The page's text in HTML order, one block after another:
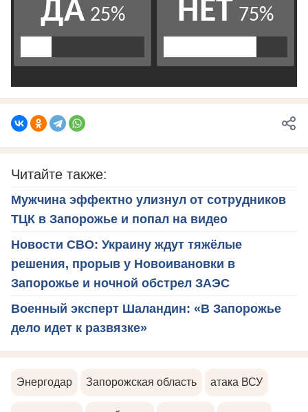
Читайте также:
Мужчина эффектно улизнул от сотрудников
ТЦК в Запорожье и попал на видео
Новости СВО: Украину ждут тяжёлые
решения, прорыв у Новоивановки в
Запорожье и ночной обстрел ЗАЭС
Военный эксперт Шаландин: «В Запорожье
дело идет к развязке»
Энергодар Запорожская область атака ВСУ